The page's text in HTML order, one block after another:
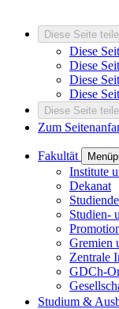
Diese Seite
Diese
Diese
Diese
Diese
Diese Seite
Zum
Fakultät
Institute
Dekanat
Studien-
Gremien
Zentrale
GDCh-
Studium &